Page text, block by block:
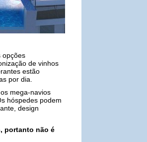
opções
de vinhos
estão
por dia.
mega-navios
hóspedes podem
design
portanto não é